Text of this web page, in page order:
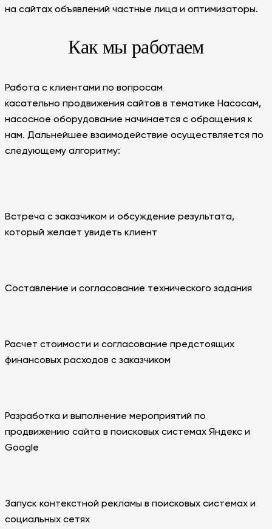
на сайтах объявлений частные лица и оптимизаторы.
Как мы работаем
Работа с клиентами по вопросам
касательно продвижения сайтов в тематике Насосам,
насосное оборудование начинается с обращения к
нам. Дальнейшее взаимодействие осуществляется по
следующему алгоритму:
Встреча с заказчиком и обсуждение результата,
который желает увидеть клиент
Составление и согласование технического задания
Расчет стоимости и согласование предстоящих
финансовых расходов с заказчиком
Разработка и выполнение мероприятий по
продвижению сайта в поисковых системах Яндекс и
Google
Запуск контекстной рекламы в поисковых системах и
социальных сетях